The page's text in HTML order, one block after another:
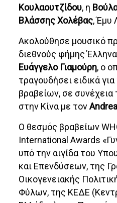
Κουλαουτζίδου, η
Βλάσσης Χολέβας, Έμυ
Ακολούθησε μουσικό
διεθνούς φήμης
Ευάγγελο Γιαμούρη, ο
τραγουδήσει ειδικά
βραβείων, σε συνέχεια
στην Κίνα με τον
Ο θεσμός βραβείων
International Awards
υπό την αιγίδα του
και Επενδύσεων, της
Οικογενειακής
Φύλων, της ΚΕΔΕ